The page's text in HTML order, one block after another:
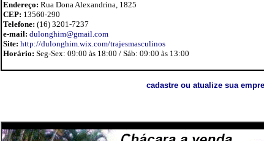
Endereço: Rua Dona Alexandrina, 1825
CEP: 13560-290
Telefone: (16) 3201-7237
e-mail: dulonghim@gmail.com
Site: http://dulonghim.wix.com/trajesmasculinos
Horário: Seg-Sex: 09:00 às 18:00 / Sáb: 09:00 às 13:00
cadastre ou atualize sua